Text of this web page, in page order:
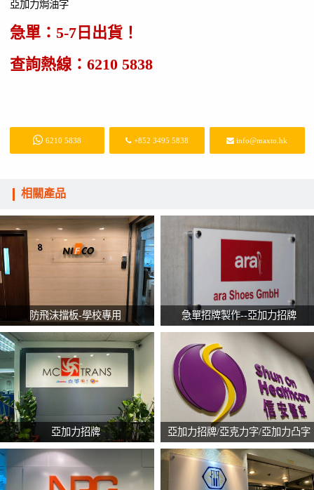
亞加力焗油字
急單：5-7日出貨！
查詢熱線： 6210 5838
6210 5838 +852 3495 5838 info@maxto.hk
相關產品
防飛沫擋板-學校專用 急單招牌製作--亞加力招牌
亞加力招牌 亞加力招牌/亞克力字/亞加力凸字